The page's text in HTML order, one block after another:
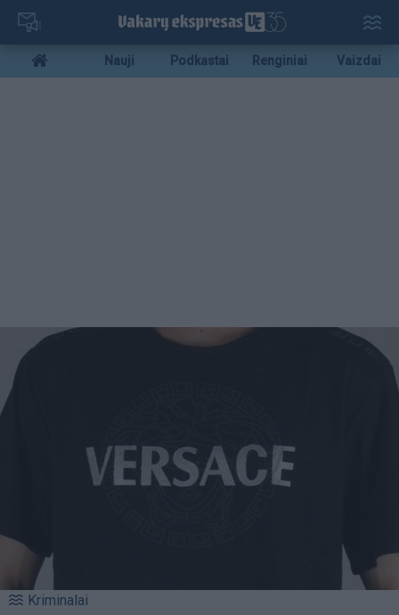
Pereiti
pagrindinį
turinį
Mobile
menu
Nauji Podkastai Renginiai Vaizdai
Kriminalai